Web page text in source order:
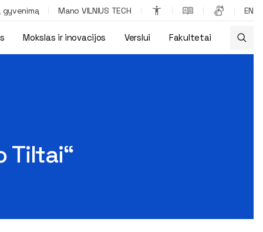
gyvenimą Mano VILNIUS TECH EN
Mokslas ir inovacijos Verslui Fakultetai
Tiltai“